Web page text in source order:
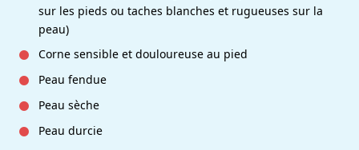
sur les pieds ou taches blanches et rugueuses sur la
peau)
Corne sensible et douloureuse au pied
Peau fendue
Peau sèche
Peau durcie